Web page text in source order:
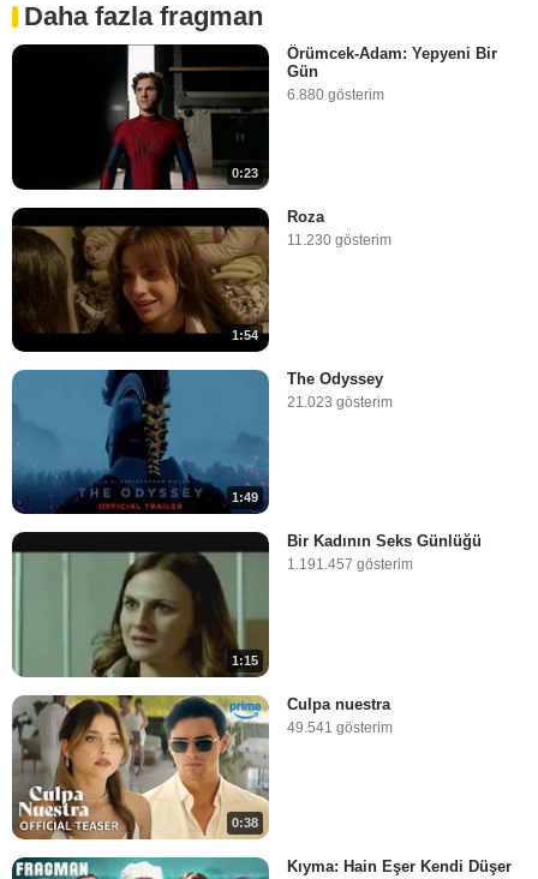
Daha fazla fragman
0:23
Örümcek-Adam: Yepyeni Bir
Gün
6.880 gösterim
1:54
Roza
11.230 gösterim
1:49
The Odyssey
21.023 gösterim
1:15
Bir Kadının Seks Günlüğü
1.191.457 gösterim
0:38
Culpa nuestra
49.541 gösterim
Kıyma: Hain Eşer Kendi Düşer